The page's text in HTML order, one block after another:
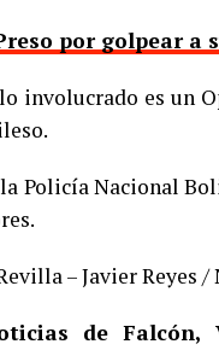
por golpear a
involucrado es un
Policía Nacional
– Javier Reyes
de